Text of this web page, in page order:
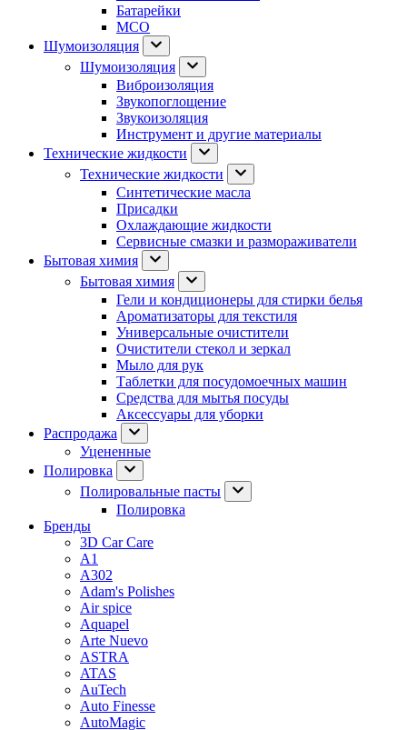
Батарейки
МСО
Шумоизоляция
Шумоизоляция
Виброизоляция
Звукопоглощение
Звукоизоляция
Инструмент и другие материалы
Технические жидкости
Технические жидкости
Синтетические масла
Присадки
Охлаждающие жидкости
Сервисные смазки и размораживатели
Бытовая химия
Бытовая химия
Гели и кондиционеры для стирки белья
Ароматизаторы для текстиля
Универсальные очистители
Очистители стекол и зеркал
Мыло для рук
Таблетки для посудомоечных машин
Средства для мытья посуды
Аксессуары для уборки
Распродажа
Уцененные
Полировка
Полировальные пасты
Полировка
Бренды
3D Car Care
A1
A302
Adam's Polishes
Air spice
Aquapel
Arte Nuevo
ASTRA
ATAS
AuTech
Auto Finesse
AutoMagic